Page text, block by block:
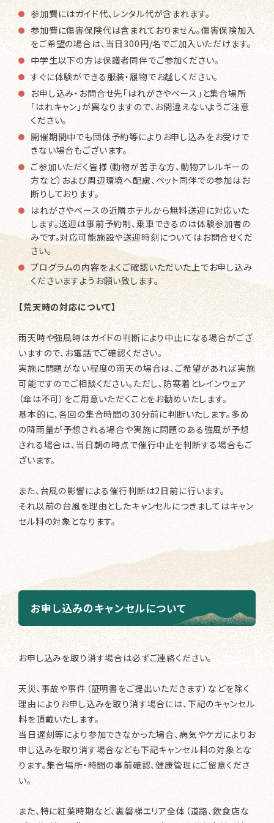
参加費にはガイド代、レンタル代が含まれます。
参加費に傷害保険代は含まれておりません。傷害保険加入
をご希望の場合は、当日300円/名でご加入いただけます。
中学生以下の方は保護者同伴でご参加ください。
すぐに体験ができる服装・履物でお越しください。
お申し込み・お問合せ先「はれがさやベース」と集合場所
「はれキャン」が異なりますので、お間違えないようご注意
ください。
開催期間中でも団体予約等によりお申し込みをお受けで
きない場合もございます。
ご参加いただく皆様（動物が苦手な方、動物アレルギーの
方など）および周辺環境へ配慮、ペット同伴での参加はお
断りしております。
はれがさやベースの近隣ホテルから無料送迎に対応いた
します。送迎は事前予約制、乗車できるのは体験参加者の
みです。対応可能施設や送迎時刻についてはお問合せくだ
さい。
プログラムの内容をよくご確認いただいた上でお申し込み
くださいますようお願い致します。
【荒天時の対応について】
雨天時や強風時はガイドの判断により中止になる場合がござ
いますので、お電話でご確認ください。
実施に問題がない程度の雨天の場合は、ご希望があれば実施
可能ですのでご相談ください。ただし、防寒着とレインウェア
（傘は不可）をご用意いただくことをお勧めいたします。
基本的に、各回の集合時間の30分前に判断いたします。多め
の降雨量が予想される場合や実施に問題のある強風が予想
される場合は、当日朝の時点で催行中止を判断する場合もご
ざいます。
また、台風の影響による催行判断は2日前に行います。
それ以前の台風を理由としたキャンセルにつきましてはキャン
セル料の対象となります。
お申し込みのキャンセルについて
お申し込みを取り消す場合は必ずご連絡ください。
天災、事故や事件（証明書をご提出いただきます）などを除く
理由によりお申し込みを取り消す場合には、下記のキャンセル
料を頂戴いたします。
当日遅刻等により参加できなかった場合、病気やケガによりお
申し込みを取り消す場合なども下記キャンセル料の対象とな
ります。集合場所・時間の事前確認、健康管理にご留意くださ
い。
また、特に紅葉時期など、裏磐梯エリア全体（道路、飲食店な